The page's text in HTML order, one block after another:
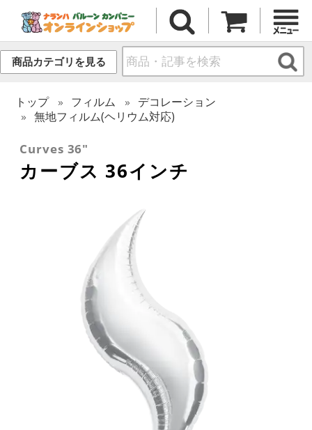
商品カテゴリを見る
トップ フィルム
デコレーション
無地フィルム(ヘリウム対応)
Curves 36"
カーブス 36インチ